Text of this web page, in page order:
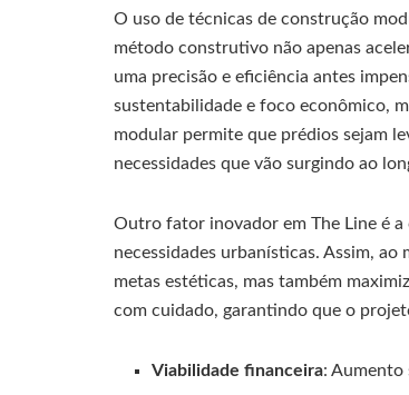
O uso de técnicas de construção
método construtivo não apenas
uma precisão e eficiência antes
sustentabilidade e foco econômico,
modular permite que prédios sejam
necessidades que vão surgindo ao
Outro fator inovador em The Line é
necessidades urbanísticas. Assim,
metas estéticas, mas também
com cuidado, garantindo que o
Viabilidade financeira: Aumento